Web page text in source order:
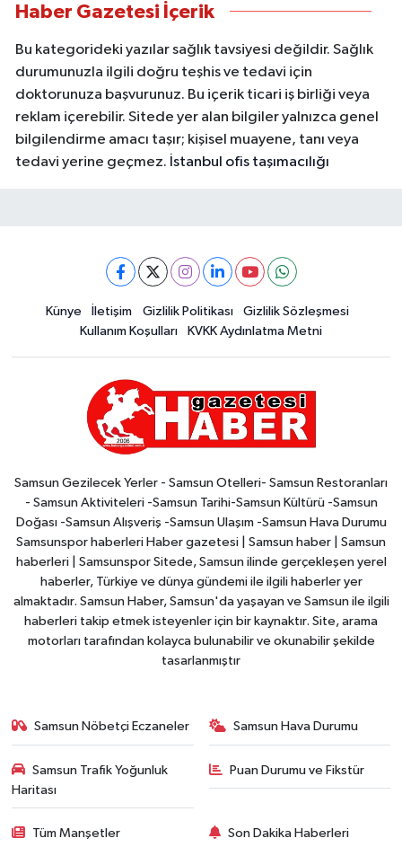
Haber Gazetesi İçerik
Bu kategorideki yazılar sağlık tavsiyesi değildir. Sağlık
durumunuzla ilgili doğru teşhis ve tedavi için
doktorunuza başvurunuz. Bu içerik ticari iş birliği veya
reklam içerebilir. Sitede yer alan bilgiler yalnızca genel
bilgilendirme amacı taşır; kişisel muayene, tanı veya
tedavi yerine geçmez. İstanbul ofis taşımacılığı
Künye İletişim Gizlilik Politikası
Gizlilik Sözleşmesi
Kullanım Koşulları
KVKK Aydınlatma Metni
Samsun Gezilecek Yerler - Samsun Otelleri- Samsun Restoranları
- Samsun Aktiviteleri -Samsun Tarihi-Samsun Kültürü -Samsun
Doğası -Samsun Alışveriş -Samsun Ulaşım -Samsun Hava Durumu
Samsunspor haberleri Haber gazetesi | Samsun haber | Samsun
haberleri | Samsunspor Sitede, Samsun ilinde gerçekleşen yerel
haberler, Türkiye ve dünya gündemi ile ilgili haberler yer
almaktadır. Samsun Haber, Samsun'da yaşayan ve Samsun ile ilgili
haberleri takip etmek isteyenler için bir kaynaktır. Site, arama
motorları tarafından kolayca bulunabilir ve okunabilir şekilde
tasarlanmıştır
Samsun Nöbetçi Eczaneler Samsun Hava Durumu
Samsun Trafik Yoğunluk
Haritası
Puan Durumu ve Fikstür
Tüm Manşetler Son Dakika Haberleri